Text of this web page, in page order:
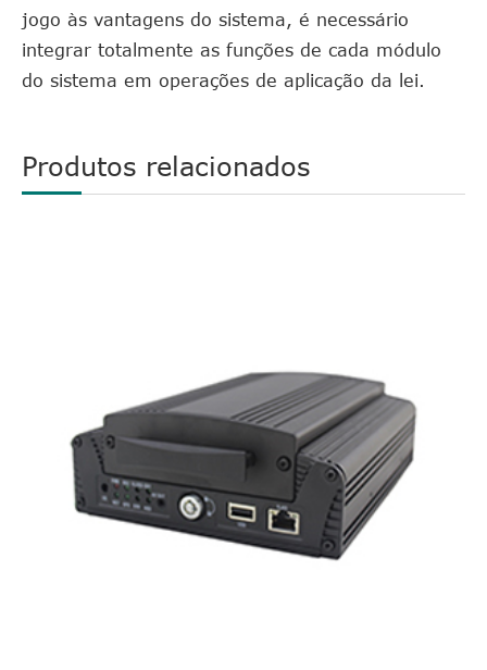
jogo às vantagens do sistema, é necessário
integrar totalmente as funções de cada módulo
do sistema em operações de aplicação da lei.
Produtos relacionados